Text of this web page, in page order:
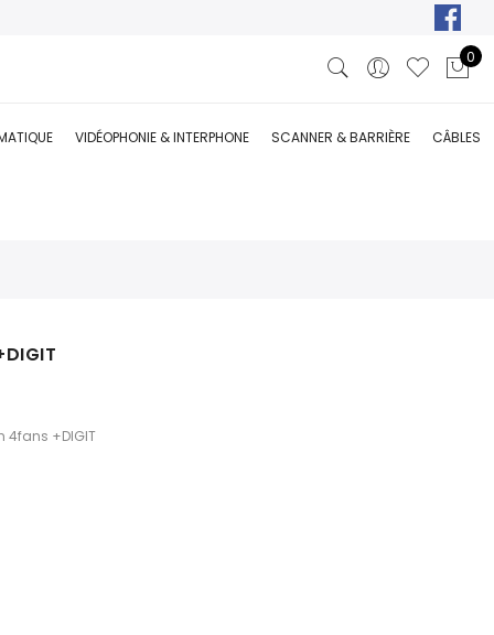
0
VIDÉOPHONIE & INTERPHONE SCANNER & BARRIÈRE CÂBLES
4fans +DIGIT